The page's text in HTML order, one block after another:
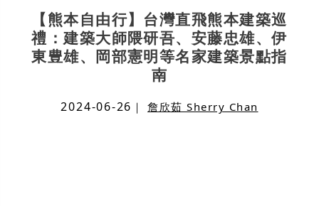
【熊本自由行】台灣直飛熊本建築巡
禮：建築大師隈研吾、安藤忠雄、伊
東豊雄、岡部憲明等名家建築景點指
南
2024-06-26 ｜詹欣茹 Sherry Chan